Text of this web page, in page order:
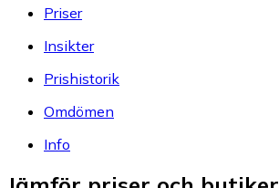
Priser
Insikter
Prishistorik
Omdömen
Info